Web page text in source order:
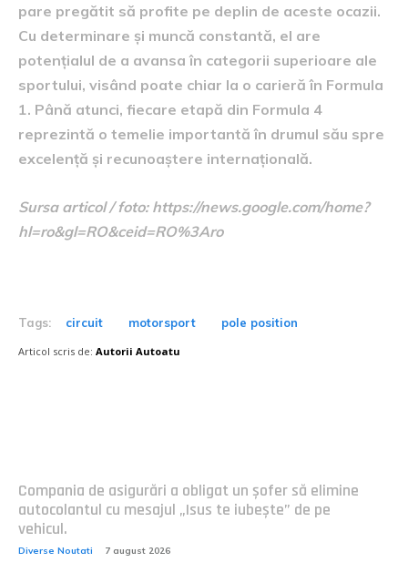
pare pregătit să profite pe deplin de aceste ocazii.
Cu determinare și muncă constantă, el are
potențialul de a avansa în categorii superioare ale
sportului, visând poate chiar la o carieră în Formula
1. Până atunci, fiecare etapă din Formula 4
reprezintă o temelie importantă în drumul său spre
excelență și recunoaștere internațională.
Sursa articol / foto: https://news.google.com/home?
hl=ro&gl=RO&ceid=RO%3Aro
Tags: circuit motorsport pole position
Articol scris de: Autorii Autoatu
Compania de asigurări a obligat un șofer să elimine
autocolantul cu mesajul „Isus te iubește” de pe
vehicul.
Diverse Noutati 7 august 2026